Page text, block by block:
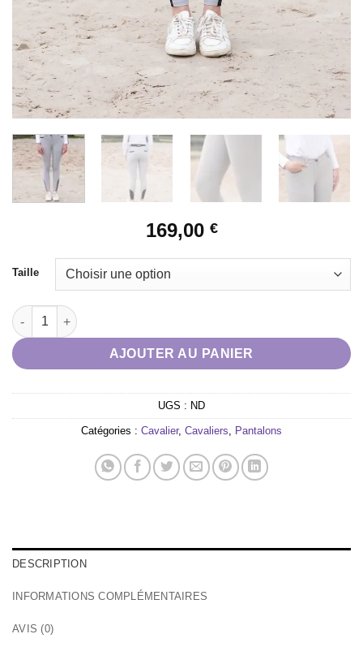
169,00 €
Taille
quantité de Pantalon Le Sabotier "Victorine" gris
AJOUTER AU PANIER
UGS : ND
Catégories : Cavalier, Cavaliers, Pantalons
DESCRIPTION
INFORMATIONS COMPLÉMENTAIRES
AVIS (0)